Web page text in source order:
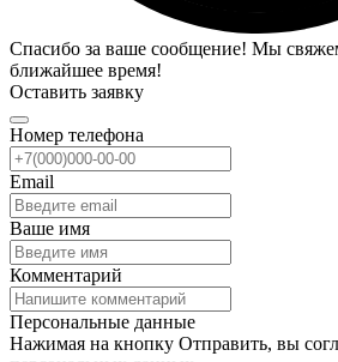
Спасибо за ваше сообщение! Мы
ближайшее время!
Оставить заявку
Номер телефона
Email
Ваше имя
Комментарий
Персональные данные
Нажимая на кнопку Отправить, вы